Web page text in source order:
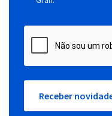
Receber